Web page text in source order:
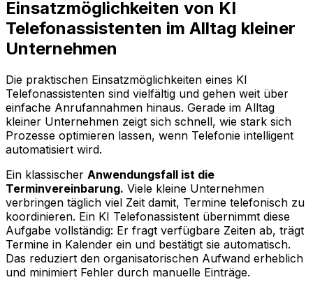
Einsatzmöglichkeiten von KI
Telefonassistenten im Alltag kleiner
Unternehmen
Die praktischen Einsatzmöglichkeiten eines KI
Telefonassistenten sind vielfältig und gehen weit über
einfache Anrufannahmen hinaus. Gerade im Alltag
kleiner Unternehmen zeigt sich schnell, wie stark sich
Prozesse optimieren lassen, wenn Telefonie intelligent
automatisiert wird.
Ein klassischer Anwendungsfall ist die
Terminvereinbarung. Viele kleine Unternehmen
verbringen täglich viel Zeit damit, Termine telefonisch zu
koordinieren. Ein KI Telefonassistent übernimmt diese
Aufgabe vollständig: Er fragt verfügbare Zeiten ab, trägt
Termine in Kalender ein und bestätigt sie automatisch.
Das reduziert den organisatorischen Aufwand erheblich
und minimiert Fehler durch manuelle Einträge.